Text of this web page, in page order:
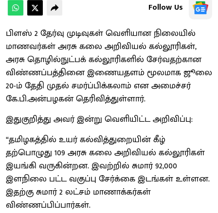
Follow Us
பிளஸ் 2 தேர்வு முடிவுகள் வெளியான நிலையில்
மாணவர்கள் அரசு கலை அறிவியல் கல்லூரிகள்,
அரசு தொழில்நுட்பக் கல்லூரிகளில் சேர்வதற்கான
விண்ணப்பத்தினை இணையதளம் மூலமாக ஜூலை
20-ம் தேதி முதல் சமர்ப்பிக்கலாம் என அமைச்சர்
கே.பி.அன்பழகன் தெரிவித்துள்ளார்.
இதுகுறித்து அவர் இன்று வெளியிட்ட அறிவிப்பு:
“தமிழகத்தில் உயர் கல்வித்துறையின் கீழ்
தற்பொழுது 109 அரசு கலை அறிவியல் கல்லூரிகள்
இயங்கி வருகின்றன. இவற்றில் சுமார் 92,000
இளநிலை பட்ட வகுப்பு சேர்க்கை இடங்கள் உள்ளன.
இதற்கு சுமார் 2 லட்சம் மாணாக்கர்கள்
விண்ணப்பிப்பார்கள்.